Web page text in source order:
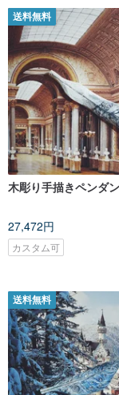
送料無料
木彫り手描きペンダ
27,472円
カスタム可
送料無料